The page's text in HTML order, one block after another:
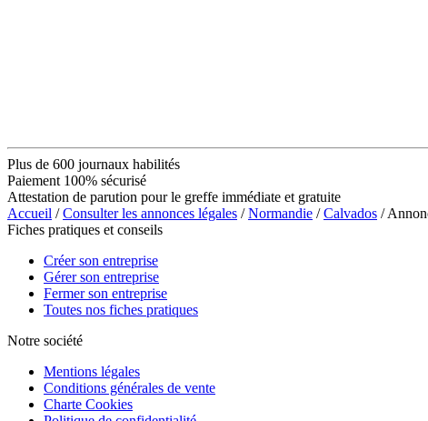
Plus de 600 journaux habilités
Paiement 100% sécurisé
Attestation de parution pour le greffe immédiate et gratuite
Accueil /Consulter les annonces légales /Normandie /Calvados /
Fiches pratiques et conseils
Créer son entreprise
Gérer son entreprise
Fermer son entreprise
Toutes nos fiches pratiques
Notre société
Mentions légales
Conditions générales de vente
Charte Cookies